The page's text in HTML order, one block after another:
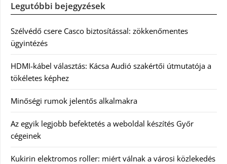
Legutóbbi bejegyzések
Szélvédő csere Casco biztosítással: zökkenőmentes
ügyintézés
HDMI-kábel választás: Kácsa Audió szakértői útmutatója a
tökéletes képhez
Minőségi rumok jelentős alkalmakra
Az egyik legjobb befektetés a weboldal készítés Győr
cégeinek
Kukirin elektromos roller: miért válnak a városi közlekedés